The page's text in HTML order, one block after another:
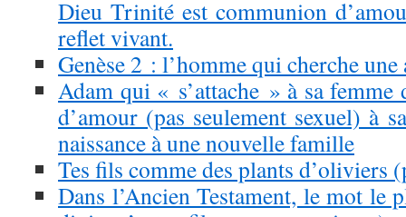
Dieu Trinité est communion
reflet vivant.
Genèse 2 : l’homme qui cherche une
Adam qui « s’attache » à sa
d’amour (pas seulement sexuel) à
naissance à une nouvelle famille
Tes fils comme des plants d’oliviers
Dans l’Ancien Testament, le mot le